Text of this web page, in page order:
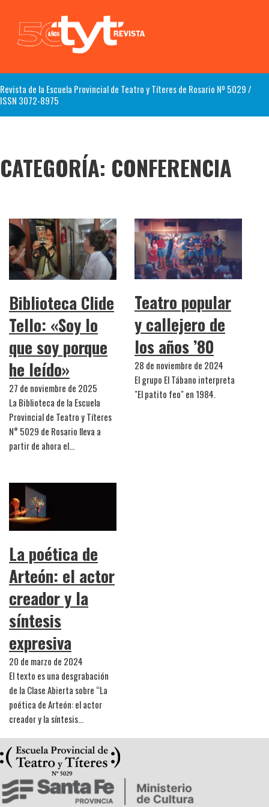
Revista de la Escuela Provincial de Teatro y Títeres de Rosario Nº 5029 /
ISSN 3072-8975
CATEGORÍA: CONFERENCIA
Biblioteca Clide
Tello: «Soy lo
que soy porque
he leído»
27 de noviembre de 2025
La Biblioteca de la Escuela
Provincial de Teatro y Títeres
N° 5029 de Rosario lleva a
partir de ahora el…
Teatro popular
y callejero de
los años ’80
28 de noviembre de 2024
El grupo El Tábano interpreta
"El patito feo" en 1984.
La poética de
Arteón: el actor
creador y la
síntesis
expresiva
20 de marzo de 2024
El texto es una desgrabación
de la Clase Abierta sobre “La
poética de Arteón: el actor
creador y la síntesis…